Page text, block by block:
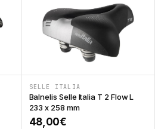
SELLE ITALIA
Balnelis Selle Italia T 2 Flow L
233 x 258 mm
48,00€